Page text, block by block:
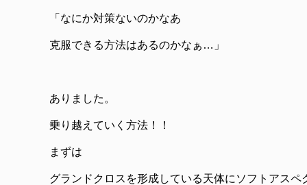
「なにか対策ないのかなあ
克服できる方法はあるのかなぁ…」
ありました。
乗り越えていく方法！！
まずは
グランドクロスを形成している天体にソフトアスペ